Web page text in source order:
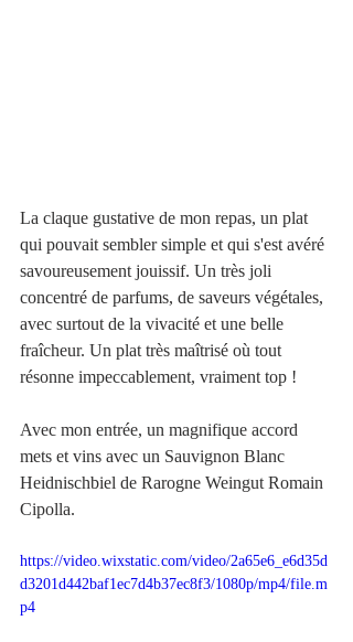
La claque gustative de mon repas, un plat
qui pouvait sembler simple et qui s'est avéré
savoureusement jouissif. Un très joli
concentré de parfums, de saveurs végétales,
avec surtout de la vivacité et une belle
fraîcheur. Un plat très maîtrisé où tout
résonne impeccablement, vraiment top !
Avec mon entrée, un magnifique accord
mets et vins avec un Sauvignon Blanc
Heidnischbiel de Rarogne Weingut Romain
Cipolla.
https://video.wixstatic.com/video/2a65e6_e6d35d
d3201d442baf1ec7d4b37ec8f3/1080p/mp4/file.m
p4